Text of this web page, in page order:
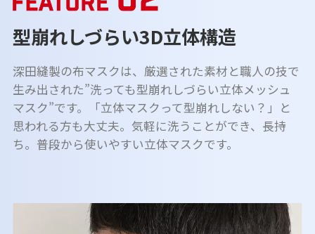
型崩れしづらい3D立体構造
深田縫製の布マスクは、厳選された素材と職人の技で
生み出された”洗っても型崩れしづらい立体メッシュ
マスク”です。「立体マスクって型崩れしない？」と
思われる方も大丈夫。気軽に洗うことができ、長持
ち。普段から使いやすい立体マスクです。